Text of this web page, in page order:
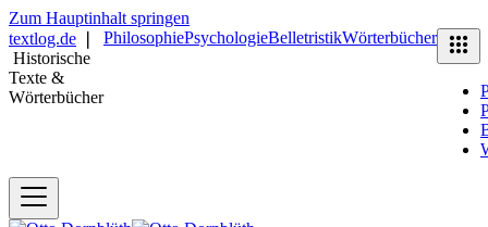
Zum Hauptinhalt springen
textlog.de
Historische
Texte &
Wörterbücher
PhilosophiePsychologieBelletristikWörterbücher